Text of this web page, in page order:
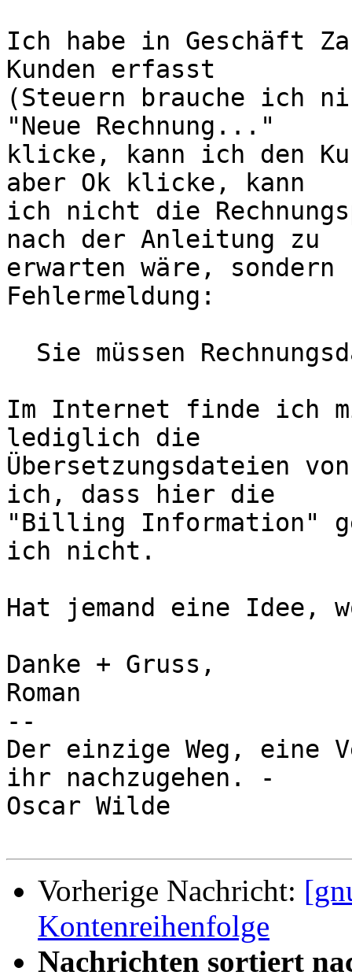
Ich habe in Geschäft
Kunden erfasst
(Steuern brauche ich
"Neue Rechnung..."
klicke, kann ich den
aber Ok klicke, kann
ich nicht die
nach der Anleitung zu
erwarten wäre, sondern
Fehlermeldung:
Im Internet finde ich
lediglich die
Übersetzungsdateien
ich, dass hier die
"Billing Information"
ich nicht.
Hat jemand eine Idee,
Danke + Gruss,
Roman
--
Der einzige Weg, eine
ihr nachzugehen. -
Oscar Wilde
Vorherige Nachricht:
Kontenreihenfolge
Nachrichten sortiert